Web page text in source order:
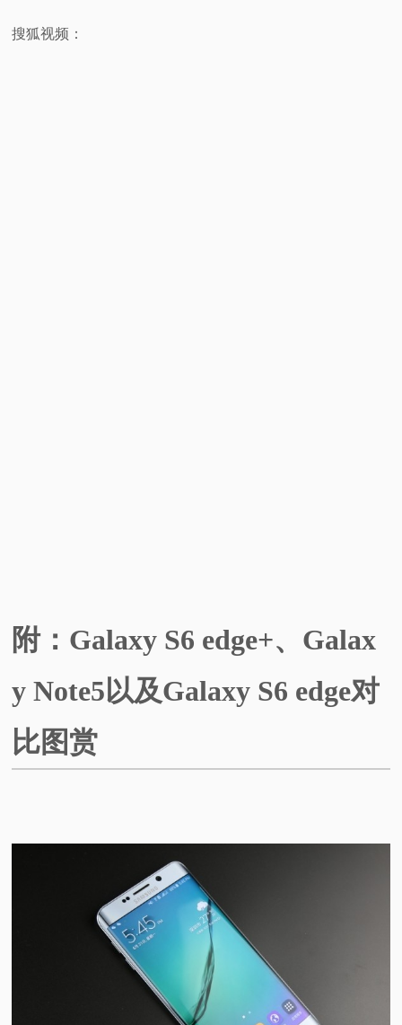
搜狐视频：
附： Galaxy S6 edge+、Galax
y Note5以及Galaxy S6 edge对
比图赏